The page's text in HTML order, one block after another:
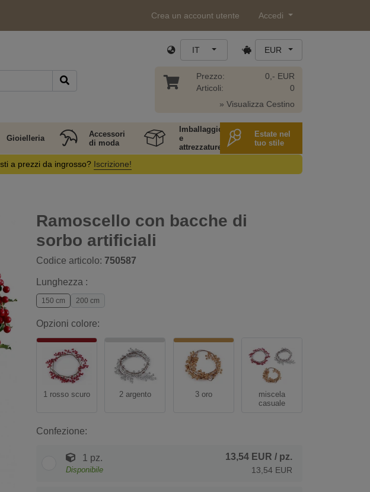
Crea un account utente Accedi
IT EUR
Prezzo:
Articoli:
0,- EUR
0
» Visualizza Cestino
Gioielleria
Accessori
di moda
Imballaggio
e
attrezzature
Estate nel
tuo stile
a prezzi da ingrosso? Iscrizione!
Ramoscello con bacche di
sorbo artificiali
Codice articolo: 750587
Lunghezza :
150 cm 200 cm
Opzioni colore:
1 rosso scuro 2 argento 3 oro
miscela
casuale
Confezione:
1 pz.
Disponibile
13,54 EUR / pz.
13,54 EUR